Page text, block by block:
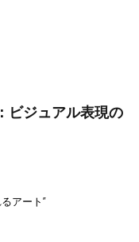
ビジュアル表現の
アート”